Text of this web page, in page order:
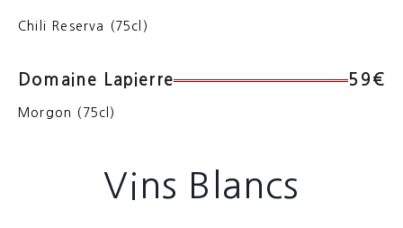
Chili Reserva (75cl)
Domaine Lapierre 59€
Morgon (75cl)
Vins Blancs